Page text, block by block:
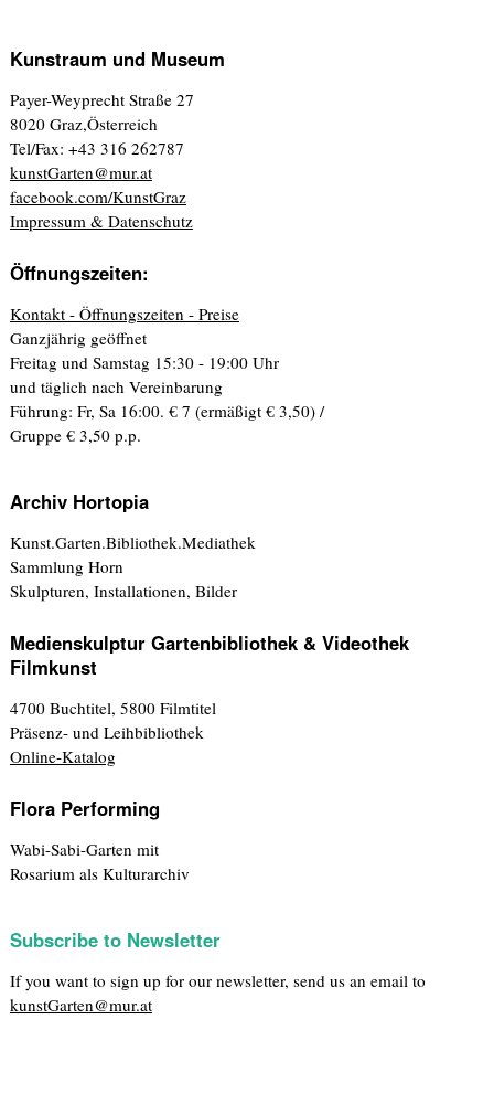
Kunstraum und Museum
Payer-Weyprecht Straße 27
8020 Graz,Österreich
Tel/Fax: +43 316 262787
kunstGarten@mur.at
facebook.com/KunstGraz
Impressum & Datenschutz
Öffnungszeiten:
Kontakt - Öffnungszeiten - Preise
Ganzjährig geöffnet
Freitag und Samstag 15:30 - 19:00 Uhr
und täglich nach Vereinbarung
Führung: Fr, Sa 16:00. € 7 (ermäßigt € 3,50) /
Gruppe € 3,50 p.p.
Archiv Hortopia
Kunst.Garten.Bibliothek.Mediathek
Sammlung Horn
Skulpturen, Installationen, Bilder
Medienskulptur Gartenbibliothek & Videothek
Filmkunst
4700 Buchtitel, 5800 Filmtitel
Präsenz- und Leihbibliothek
Online-Katalog
Flora Performing
Wabi-Sabi-Garten mit
Rosarium als Kulturarchiv
Subscribe to Newsletter
If you want to sign up for our newsletter, send us an email to
kunstGarten@mur.at